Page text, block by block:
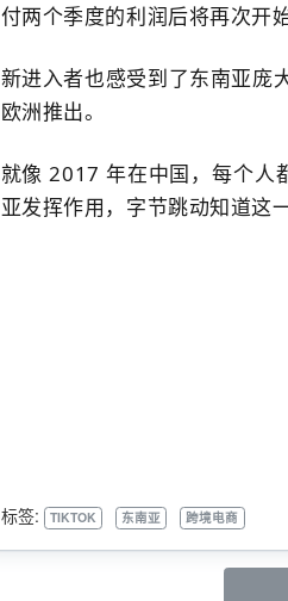
付两个季度的利润后将再次开
新进入者也感受到了东南亚庞
欧洲推出。
就像 2017 年在中国，每个人
亚发挥作用，字节跳动知道这一
标签: TIKTOK 东南亚 跨境电商